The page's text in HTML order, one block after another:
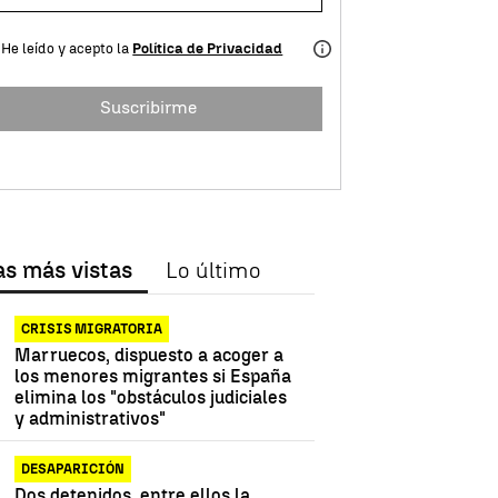
He leído y acepto la Política de Privacidad
Suscribirme
más vistas Lo último
CRISIS MIGRATORIA
Marruecos, dispuesto a acoger a
los menores migrantes si España
elimina los "obstáculos judiciales
y administrativos"
DESAPARICIÓN